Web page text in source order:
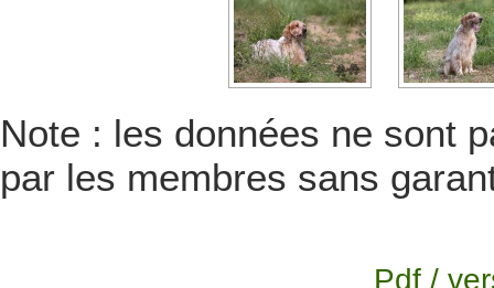
Note : les données ne sont
par les membres sans
Pdf /